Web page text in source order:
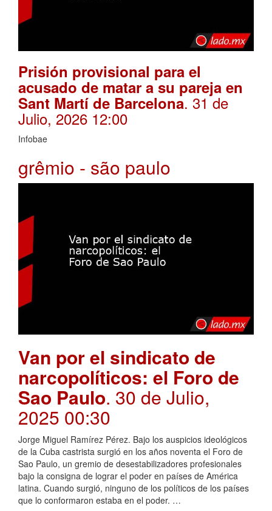
Prisión provisional para el
acusado de matar a su pareja en
Sant Martí de Barcelona. 31 de
Julio, 2026 12:00
Infobae
grêmio - são paulo
Van por el sindicato de
narcopolíticos: el Foro de
Sao Paulo. 30 de Julio,
2025 00:30
Jorge Miguel Ramírez Pérez. Bajo los auspicios ideológicos
de la Cuba castrista surgió en los años noventa el Foro de
Sao Paulo, un gremio de desestabilizadores profesionales
bajo la consigna de lograr el poder en países de América
latina. Cuando surgió, ninguno de los políticos de los países
que lo conformaron estaba en el poder. …